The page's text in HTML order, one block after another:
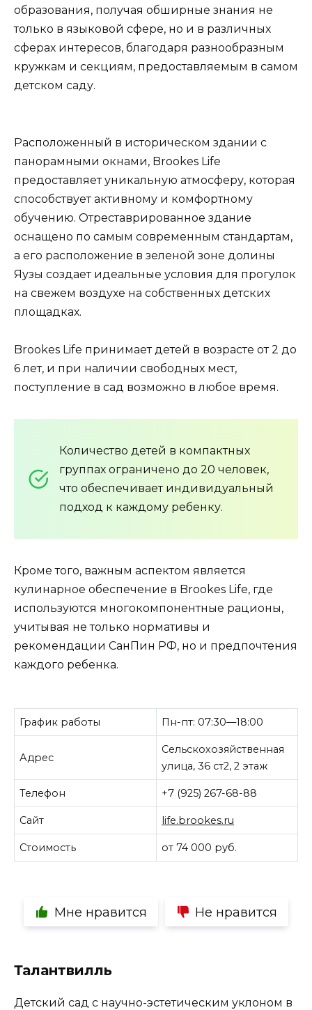
образования, получая обширные знания не
только в языковой сфере, но и в различных
сферах интересов, благодаря разнообразным
кружкам и секциям, предоставляемым в самом
детском саду.
Расположенный в историческом здании с
панорамными окнами, Brookes Life
предоставляет уникальную атмосферу, которая
способствует активному и комфортному
обучению. Отреставрированное здание
оснащено по самым современным стандартам,
а его расположение в зеленой зоне долины
Яузы создает идеальные условия для прогулок
на свежем воздухе на собственных детских
площадках.
Brookes Life принимает детей в возрасте от 2 до
6 лет, и при наличии свободных мест,
поступление в сад возможно в любое время.
Количество детей в компактных
группах ограничено до 20 человек,
что обеспечивает индивидуальный
подход к каждому ребенку.
Кроме того, важным аспектом является
кулинарное обеспечение в Brookes Life, где
используются многокомпонентные рационы,
учитывая не только нормативы и
рекомендации СанПин РФ, но и предпочтения
каждого ребенка.
График работы Пн-пт: 07:30—18:00
Адрес
Сельскохозяйственная
улица, 36 ст2, 2 этаж
Телефон +7 (925) 267-68-88
Сайт life.brookes.ru
Стоимость от 74 000 руб.
Мне нравится Не нравится
Талантвилль
Детский сад с научно-эстетическим уклоном в